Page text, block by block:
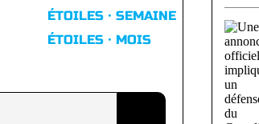
ÉTOILES · SEMAINE
ÉTOILES · MOIS